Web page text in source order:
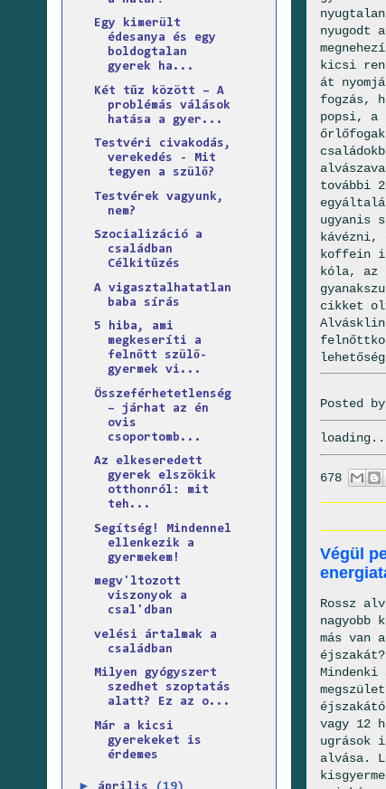
nyugodt
kicsi
át
fogzás,
popsi, a
további
ugyanis
kávézni,
koffein
kóla, az
cikket
Posted by
678
Végül
Rossz
nagyobb
más van
vagy 12
ugrások
alvása.
Egy kimerült
édesanya és egy
boldogtalan
gyerek ha...
Két tűz között – A
problémás válások
hatása a gyer...
Testvéri civakodás,
verekedés - Mit
tegyen a szülő?
Testvérek vagyunk,
nem?
Szocializáció a
családban
Célkitűzés
A vigasztalhatatlan
baba sírás
5 hiba, ami
megkeseríti a
felnőtt szülő-
gyermek vi...
Összeférhetetlenség
– járhat az én
ovis
csoportomb...
Az elkeseredett
gyerek elszökik
otthonról: mit
teh...
Segítség! Mindennel
ellenkezik a
gyermekem!
megv'ltozott
viszonyok a
csal'dban
velési ártalmak a
családban
Milyen gyógyszert
szedhet szoptatás
alatt? Ez az o...
Már a kicsi
gyerekeket is
érdemes
►